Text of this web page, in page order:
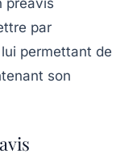
par
permettant de
son